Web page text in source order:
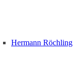
Hermann Röchling